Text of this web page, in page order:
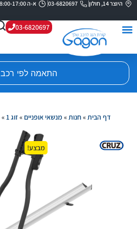
היוצר 14, חולון 03-6820697 א-ה 08:00-17:00
03-6820697
התאמה לפי רכב
דף הבית»חנות» מנשאי אופניים»זוג 1 »
מבצע!